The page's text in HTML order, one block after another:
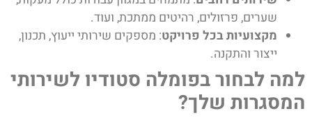
שערים, פרזולים, רהיטים ממתכת, ועוד.
מקצועיות בכל פרויקט: מספקים שירותי ייעוץ, תכנון,
ייצור והתקנה.
למה לבחור בפומלה סטודיו לשירותי
המסגרות שלך?